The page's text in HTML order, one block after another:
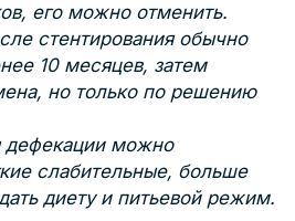
его можно отменить.
стентирования обычно
10 месяцев, затем
но только по решению
дефекации можно
слабительные, больше
диету и питьевой режим.